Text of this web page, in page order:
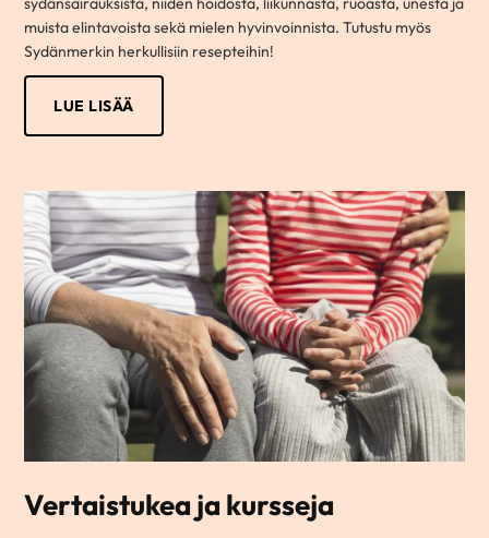
muista elintavoista sekä mielen hyvinvoinnista. Tutustu myös
Sydänmerkin herkullisiin resepteihin!
LUE LISÄÄ
Vertaistukea ja kursseja